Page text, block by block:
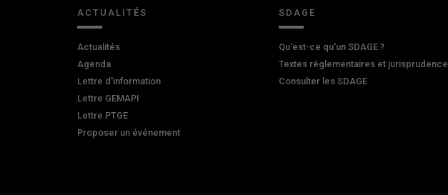
ACTUALITÉS
Actualités
Agenda
Lettre d'information
Lettre GEMAPI
Lettre PTGE
Proposer un événement
SDAGE
Qu'est-ce qu'un SDAGE ?
Textes réglementaires et jurisprudence
Consulter les SDAGE